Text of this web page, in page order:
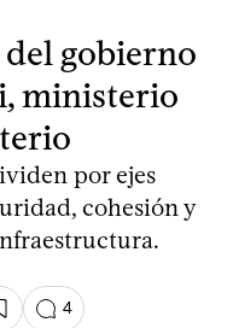
gobierno
ministerio
por ejes
cohesión y
4